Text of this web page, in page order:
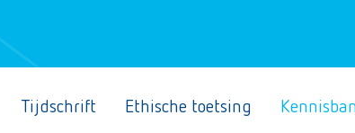
Tijdschrift Ethische toetsing